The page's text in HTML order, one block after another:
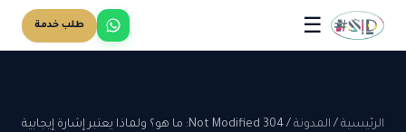
☰ طلب خدمة
الرئيسية / المدونة /
304 Not Modified: ما هو؟ ولماذا يعتبر إشارة إيجابية